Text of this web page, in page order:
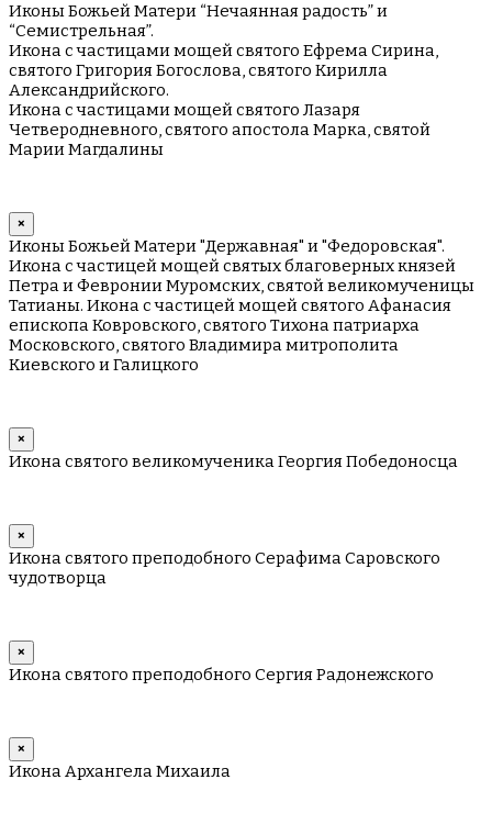
Иконы Божьей Матери “Нечаянная радость” и
“Семистрельная”.
Икона с частицами мощей святого Ефрема Сирина,
святого Григория Богослова, святого Кирилла
Александрийского.
Икона с частицами мощей святого Лазаря
Четверодневного, святого апостола Марка, святой
Марии Магдалины
×
Иконы Божьей Матери "Державная" и "Федоровская".
Икона с частицей мощей святых благоверных князей
Петра и Февронии Муромских, святой великомученицы
Татианы. Икона с частицей мощей святого Афанасия
епископа Ковровского, святого Тихона патриарха
Московского, святого Владимира митрополита
Киевского и Галицкого
×
Икона святого великомученика Георгия Победоносца
×
Икона святого преподобного Серафима Саровского
чудотворца
×
Икона святого преподобного Сергия Радонежского
×
Икона Архангела Михаила